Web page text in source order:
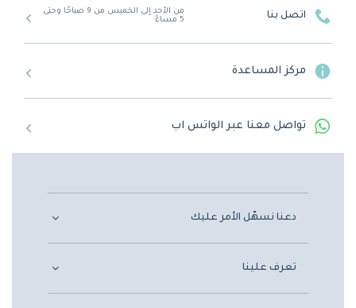
اتصل بنا
من الأحد إلى الخميس من 9 صباحًا وحتى
5 مساءً
مركز المساعدة
تواصل معنا عبر الواتس اب
دعنا نسهّل الأمر عليك
تعرف علينا